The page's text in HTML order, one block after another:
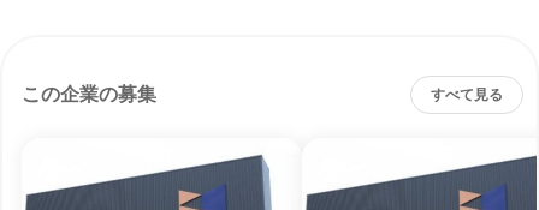
この企業の募集 すべて見る